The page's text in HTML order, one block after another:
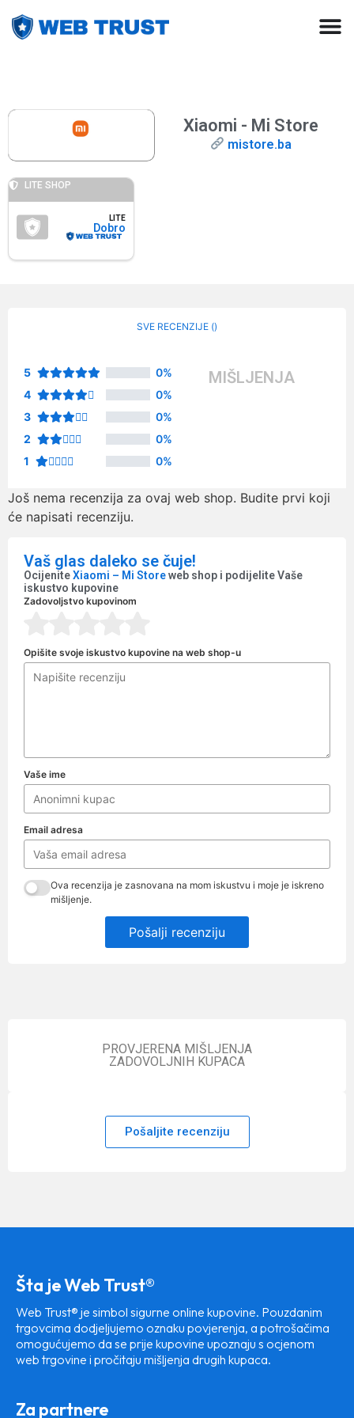
Xiaomi - Mi Store
mistore.ba
LITE SHOP
LITE
Dobro
SVE RECENZIJE ()
5
0%
4
0%
3
0%
2
0%
1
0%
MIŠLJENJA
Još nema recenzija za ovaj web shop. Budite prvi koji
će napisati recenziju.
Vaš glas daleko se čuje!
OcijeniteXiaomi – Mi Storeweb shop i podijelite Vaše
iskustvo kupovine
Zadovoljstvo kupovinom
Opišite svoje iskustvo kupovine na web shop-u
Vaše ime
Email adresa
Ova recenzija je zasnovana na mom iskustvu i moje je iskreno
mišljenje.
Pošalji recenziju
PROVJERENA MIŠLJENJA
ZADOVOLJNIH KUPACA
Pošaljite recenziju
Šta je Web Trust®
Web Trust® je simbol sigurne online kupovine. Pouzdanim
trgovcima dodjeljujemo oznaku povjerenja, a potrošačima
omogućujemo da se prije kupovine upoznaju s ocjenom
web trgovine i pročitaju mišljenja drugih kupaca.
Za partnere